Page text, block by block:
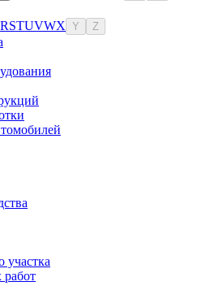
RSTUVWX Y Z
участка
работ